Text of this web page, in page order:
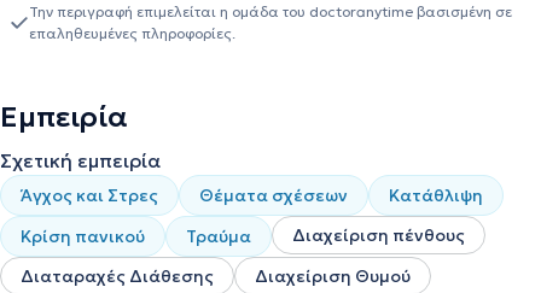
Την περιγραφή επιμελείται η ομάδα του doctoranytime βασισμένη σε
επαληθευμένες πληροφορίες.
Εμπειρία
Σχετική εμπειρία
Άγχος και Στρες Θέματα σχέσεων
Κατάθλιψη
Κρίση πανικού
Τραύμα
Διαχείριση πένθους
Διαταραχές Διάθεσης
Διαχείριση Θυμού